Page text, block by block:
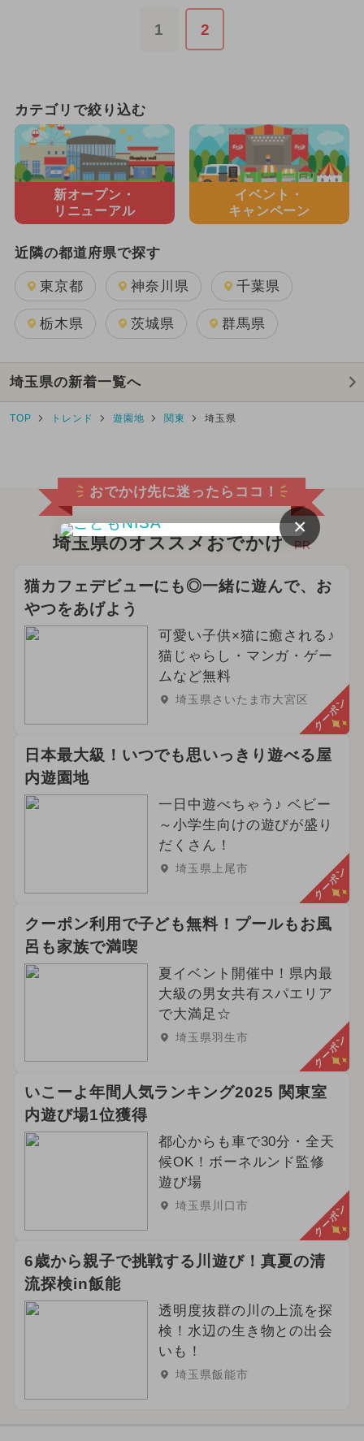
1 2
カテゴリで絞り込む
新オープン・
リニューアル
イベント・
キャンペーン
近隣の都道府県で探す
東京都 神奈川県 千葉県
栃木県 茨城県 群馬県
埼玉県の新着一覧へ
TOP トレンド 遊園地 関東 埼玉県
おでかけ先に迷ったらココ！
埼玉県のオススメおでかけ PR
猫カフェデビューにも◎一緒に遊んで、お
やつをあげよう
可愛い子供×猫に癒される♪
猫じゃらし・マンガ・ゲー
ムなど無料
埼玉県さいたま市大宮区 クーポン
日本最大級！いつでも思いっきり遊べる屋
内遊園地
一日中遊べちゃう♪ ベビー
～小学生向けの遊びが盛り
だくさん！
埼玉県上尾市 クーポン
クーポン利用で子ども無料！プールもお風
呂も家族で満喫
夏イベント開催中！県内最
大級の男女共有スパエリア
で大満足☆
埼玉県羽生市 クーポン
いこーよ年間人気ランキング2025 関東室
内遊び場1位獲得
都心からも車で30分・全天
候OK！ボーネルンド監修
遊び場
埼玉県川口市 クーポン
6歳から親子で挑戦する川遊び！真夏の清
流探検in飯能
透明度抜群の川の上流を探
検！水辺の生き物との出会
いも！
埼玉県飯能市
×